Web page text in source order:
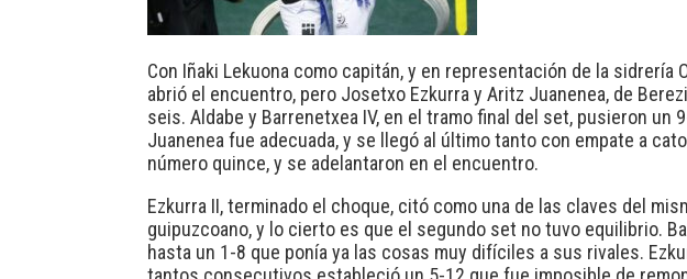
Con Iñaki Lekuona como capitán, y en representación de la sidrería
abrió el encuentro, pero Josetxo Ezkurra y Aritz Juanenea, de
seis. Aldabe y Barrenetxea IV, en el tramo final del set, pusieron
Juanenea fue adecuada, y se llegó al último tanto con empate a
número quince, y se adelantaron en el encuentro.
Ezkurra II, terminado el choque, citó como una de las claves del
guipuzcoano, y lo cierto es que el segundo set no tuvo equilibrio.
hasta un 1-8 que ponía ya las cosas muy difíciles a sus rivales.